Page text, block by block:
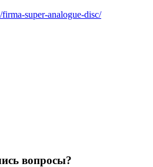
super-analogue-disc/
вопросы?